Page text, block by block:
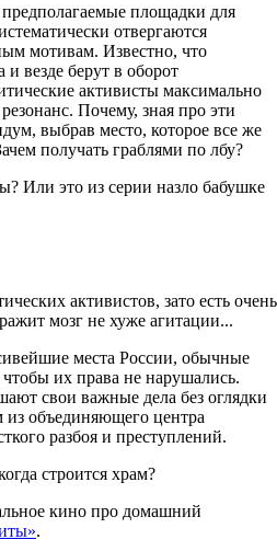
площадки для
отвергаются
мотивам. Известно, что
везде берут в оборот
активисты максимально
Почему, зная про эти
выбрав место, которое все же
получать граблями по лбу?
Или это из серии назло бабушке
активистов, зато есть очень
мозг не хуже агитации...
места России, обычные
их права не нарушались.
свои важные дела без оглядки
объединяющего центра
разбоя и преступлений.
строится храм?
кино про домашний
.